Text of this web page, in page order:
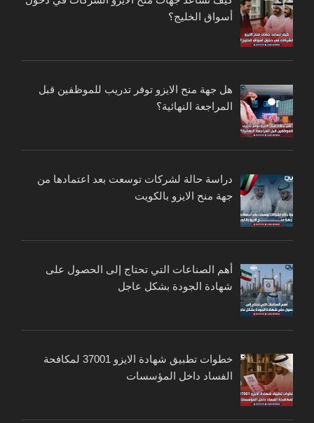
أسواق الخليج؟
هل جهة منح الايزو توفر تدريب للموظفين قبل
المراجعة النهائية؟
دراسة حالة لشركات توسعت بعد اعتمادها من
جهة منح الايزو بالكويت
أهم الصناعات التي تحتاج إلى الحصول على
شهادة الجودة بشكل عاجل
خطوات تطبيق شهادة الايزو 37001 لمكافحة
الفساد داخل المؤسسات